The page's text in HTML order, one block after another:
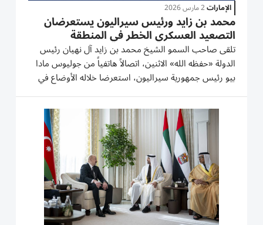
الإمارات2 مارس 2026
محمد بن زايد ورئيس سيراليون يستعرضان
التصعيد العسكري الخطر في المنطقة
تلقى صاحب السمو الشيخ محمد بن زايد آل نهيان رئيس
الدولة «حفظه الله» الاثنين، اتصالاً هاتفياً من جوليوس مادا
بيو رئيس جمهورية سيراليون، استعرضا خلاله الأوضاع في
المنطقة في ظل التصعيد العسكري الخطر الذي تشهده
وتداعياته على الأمن والسلم الإقليمي والدولي، وتبادلا وجهات